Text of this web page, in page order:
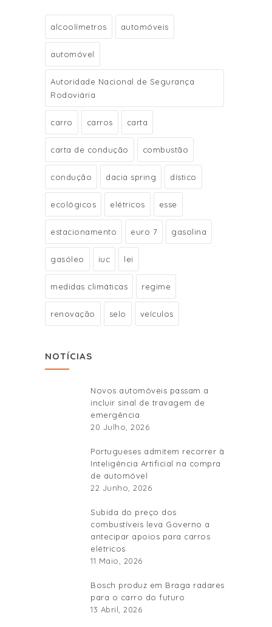
alcoolímetros automóveis
automóvel
Autoridade Nacional de Segurança
Rodoviária
carro carros carta
carta de condução combustão
condução dacia spring dístico
ecológicos elétricos esse
estacionamento euro 7 gasolina
gasóleo iuc lei
medidas climáticas regime
renovação selo veículos
NOTÍCIAS
Novos automóveis passam a
incluir sinal de travagem de
emergência
20 Julho, 2026
Portugueses admitem recorrer à
Inteligência Artificial na compra
de automóvel
22 Junho, 2026
Subida do preço dos
combustíveis leva Governo a
antecipar apoios para carros
elétricos
11 Maio, 2026
Bosch produz em Braga radares
para o carro do futuro
13 Abril, 2026